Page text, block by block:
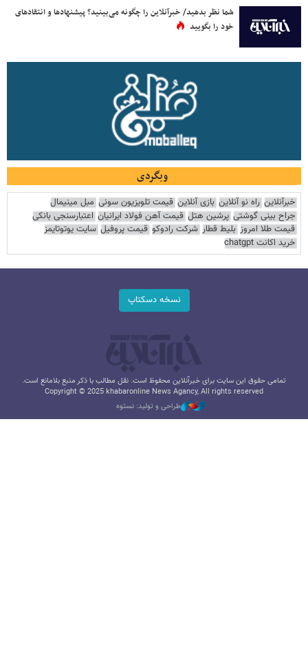
شما نظر بدهید/ خبرآنلاین را چگونه می‌بینید؟ پیشنهادها و انتقادهای
خود را بگویید
وبگردی
خبرآنلاین راه نو آنلاین بازی آنلاین قیمت تلویزیون سونی مبل مینیمال
جراح بینی گوشتی پرشین هتل قیمت آهن فولاد ایرانیان اعتبارسنجی بانکی
قیمت طلا امروز بلیط قطار شرکت رادوکو قیمت پروفیل سایت یوتوتایمز
خرید اکانت chatgpt
نسخه دسکتاپ
تمامی حقوق این سایت برای خبرآنلاین محفوظ است. نقل مطالب با ذکر منبع بلامانع است.
Copyright © 2025 khabaronline News Agancy, All rights reserved
طراحی و تولید: نستوه